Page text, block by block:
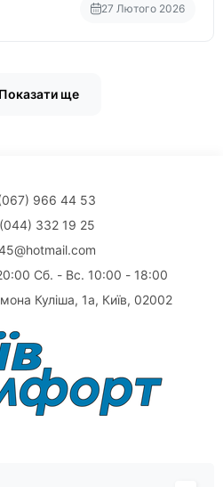
27 Лютого 2026
Показати ще
966 44 53
332 19 25
Сб. - Вс. 10:00 - 18:00
Куліша, 1а, Київ, 02002